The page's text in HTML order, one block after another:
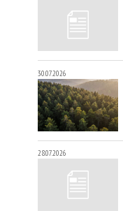
30.07.2026
28.07.2026